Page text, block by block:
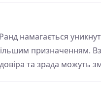
намагається
призначенням.
та зрада можуть